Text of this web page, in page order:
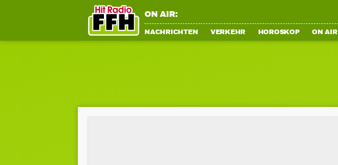
ON AIR:
NACHRICHTEN VERKEHR HOROSKOP ON AIR